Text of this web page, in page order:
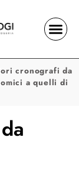
cronografi da
a quelli di